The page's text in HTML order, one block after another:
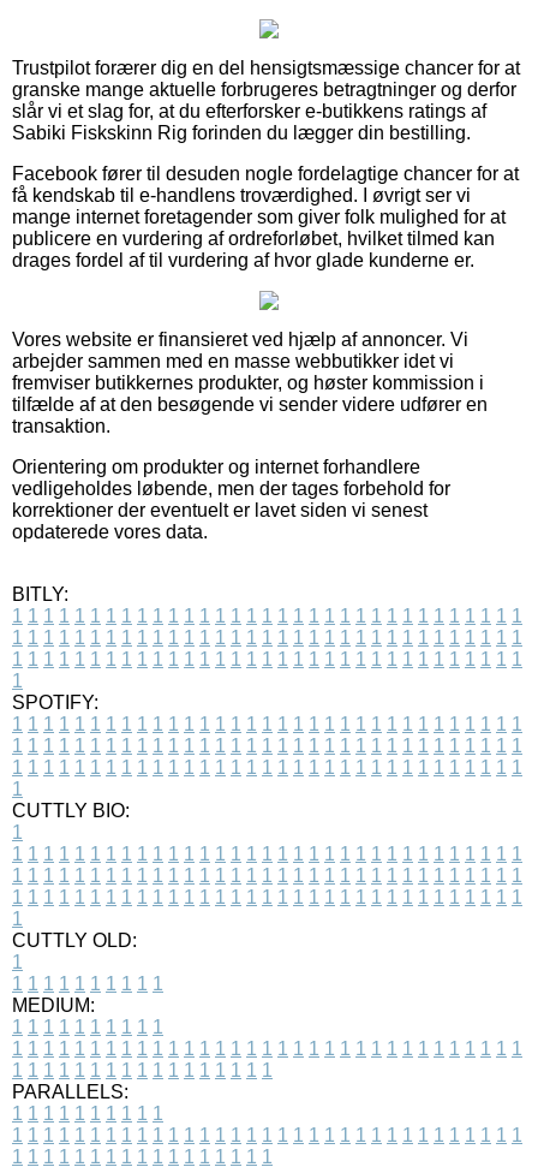
Trustpilot forærer dig en del hensigtsmæssige chancer for at
granske mange aktuelle forbrugeres betragtninger og derfor
slår vi et slag for, at du efterforsker e-butikkens ratings af
Sabiki Fiskskinn Rig forinden du lægger din bestilling.
Facebook fører til desuden nogle fordelagtige chancer for at
få kendskab til e-handlens troværdighed. I øvrigt ser vi
mange internet foretagender som giver folk mulighed for at
publicere en vurdering af ordreforløbet, hvilket tilmed kan
drages fordel af til vurdering af hvor glade kunderne er.
Vores website er finansieret ved hjælp af annoncer. Vi
arbejder sammen med en masse webbutikker idet vi
fremviser butikkernes produkter, og høster kommission i
tilfælde af at den besøgende vi sender videre udfører en
transaktion.
Orientering om produkter og internet forhandlere
vedligeholdes løbende, men der tages forbehold for
korrektioner der eventuelt er lavet siden vi senest
opdaterede vores data.
BITLY:
1 1 1 1 1 1 1 1 1 1 1 1 1 1 1 1 1 1 1 1 1 1 1 1 1 1 1 1 1 1 1 1 1
1 1 1 1 1 1 1 1 1 1 1 1 1 1 1 1 1 1 1 1 1 1 1 1 1 1 1 1 1 1 1 1 1
1 1 1 1 1 1 1 1 1 1 1 1 1 1 1 1 1 1 1 1 1 1 1 1 1 1 1 1 1 1 1 1 1
1
SPOTIFY:
1 1 1 1 1 1 1 1 1 1 1 1 1 1 1 1 1 1 1 1 1 1 1 1 1 1 1 1 1 1 1 1 1
1 1 1 1 1 1 1 1 1 1 1 1 1 1 1 1 1 1 1 1 1 1 1 1 1 1 1 1 1 1 1 1 1
1 1 1 1 1 1 1 1 1 1 1 1 1 1 1 1 1 1 1 1 1 1 1 1 1 1 1 1 1 1 1 1 1
1
CUTTLY BIO:
1
1 1 1 1 1 1 1 1 1 1 1 1 1 1 1 1 1 1 1 1 1 1 1 1 1 1 1 1 1 1 1 1 1
1 1 1 1 1 1 1 1 1 1 1 1 1 1 1 1 1 1 1 1 1 1 1 1 1 1 1 1 1 1 1 1 1
1 1 1 1 1 1 1 1 1 1 1 1 1 1 1 1 1 1 1 1 1 1 1 1 1 1 1 1 1 1 1 1 1
1
CUTTLY OLD:
1
1 1 1 1 1 1 1 1 1 1
MEDIUM:
1 1 1 1 1 1 1 1 1 1
1 1 1 1 1 1 1 1 1 1 1 1 1 1 1 1 1 1 1 1 1 1 1 1 1 1 1 1 1 1 1 1 1
1 1 1 1 1 1 1 1 1 1 1 1 1 1 1 1 1
PARALLELS:
1 1 1 1 1 1 1 1 1 1
1 1 1 1 1 1 1 1 1 1 1 1 1 1 1 1 1 1 1 1 1 1 1 1 1 1 1 1 1 1 1 1 1
1 1 1 1 1 1 1 1 1 1 1 1 1 1 1 1 1